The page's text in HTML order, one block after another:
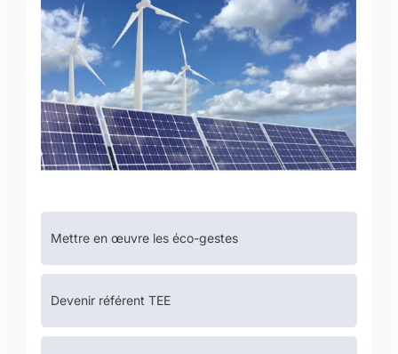
Mettre en œuvre les éco-gestes
Devenir référent TEE